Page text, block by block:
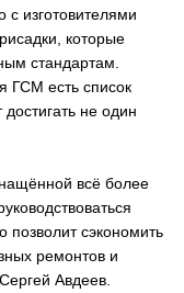
с изготовителями
которые
стандартам.
ГСМ есть список
не один
всё более
позволит сэкономить
ремонтов и
Авдеев.